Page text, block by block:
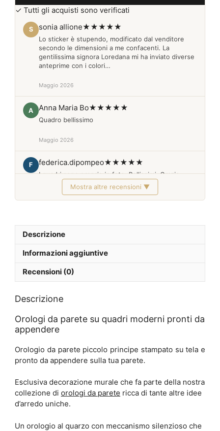
✓ Tutti gli acquisti sono verificati
S sonia allione★★★★★
Lo sticker è stupendo, modificato dal venditore
secondo le dimensioni a me confacenti. La
gentilissima signora Loredana mi ha inviato diverse
anteprime con i colori…
Maggio 2026
A Anna Maria Bo★★★★★
Quadro bellissimo
Maggio 2026
F federica.dipompeo★★★★★
I quadri sono proprio in foto. Bellissimi. Grazie
Febbraio 2026
Mostra altre recensioni ▼
Descrizione
Informazioni aggiuntive
Recensioni (0)
Descrizione
Orologi da parete su quadri moderni pronti da
appendere
Orologio da parete piccolo principe stampato su tela e
pronto da appendere sulla tua parete.
Esclusiva decorazione murale che fa parte della nostra
collezione di orologi da parete ricca di tante altre idee
d’arredo uniche.
Un orologio al quarzo con meccanismo silenzioso che